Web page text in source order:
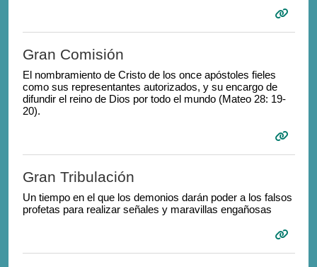
Gran Comisión
El nombramiento de Cristo de los once apóstoles fieles
como sus representantes autorizados, y su encargo de
difundir el reino de Dios por todo el mundo (Mateo 28: 19-
20).
Gran Tribulación
Un tiempo en el que los demonios darán poder a los falsos
profetas para realizar señales y maravillas engañosas